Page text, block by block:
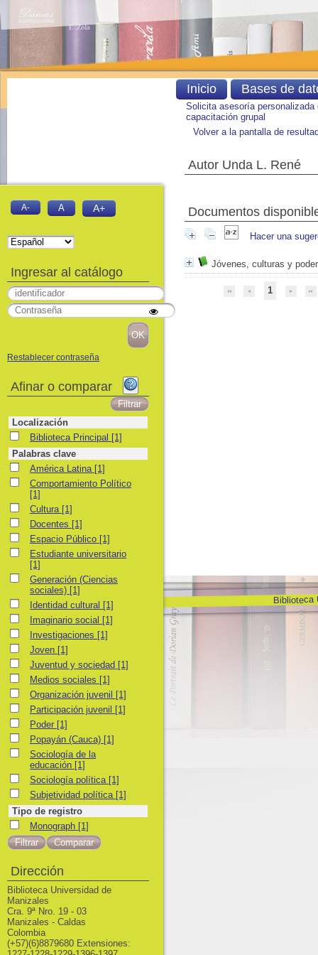
Solicita asesoría personalizada
capacitación grupal
Volver a la pantalla de
Autor Unda L. René
Documentos
Hacer una
Jóvenes, culturas y
1
Biblioteca
Inicio Bases de
A- A A+
Ingresar al catálogo
Restablecer contraseña
Afinar o comparar
Localización
Biblioteca Principal
Biblioteca Principal [1]
Palabras clave
América Latina
América Latina [1]
Comportamiento Político
Comportamiento Político
[1]
CulturaCultura [1]
DocentesDocentes [1]
Espacio Público
Espacio Público [1]
Estudiante universitario
Estudiante universitario
[1]
Generación (Ciencias sociales)
Generación (Ciencias
sociales) [1]
Identidad cultural
Identidad cultural [1]
Imaginario social
Imaginario social [1]
Investigaciones
Investigaciones [1]
JovenJoven [1]
Juventud y sociedad
Juventud y sociedad [1]
Medios sociales
Medios sociales [1]
Organización juvenil
Organización juvenil
[1]
Participación juvenil
Participación juvenil
[1]
PoderPoder [1]
Popayán (Cauca)
Popayán (Cauca) [1]
Sociología de la educación
Sociología de la
educación [1]
Sociología política
Sociología política [1]
Subjetividad política
Subjetividad política [1]
Tipo de registro
Monograph
Monograph [1]
Dirección
Biblioteca Universidad de
Manizales
Cra. 9ª Nro. 19 - 03
Manizales - Caldas
Colombia
(+57)(6)8879680 Extensiones: